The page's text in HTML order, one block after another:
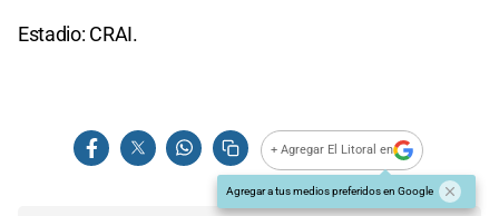
Estadio: CRAI.
+ Agregar El Litoral en
Agregar a tus medios preferidos en Google